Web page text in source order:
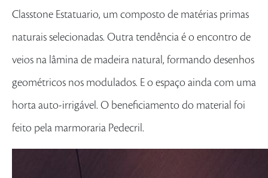
Classtone Estatuario, um composto de matérias primas
naturais selecionadas. Outra tendência é o encontro de
veios na lâmina de madeira natural, formando desenhos
geométricos nos modulados. E o espaço ainda com uma
horta auto-irrigável. O beneficiamento do material foi
feito pela marmoraria Pedecril.